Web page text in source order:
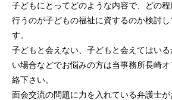
子どもにとってどのような内容で、どの
行うのが子どもの福祉に資するのか検討
す。
子どもと会えない、子どもと会えてはい
い場合などでお悩みの方は当事務所長崎
絡下さい。
面会交流の問題に力を入れている弁護士